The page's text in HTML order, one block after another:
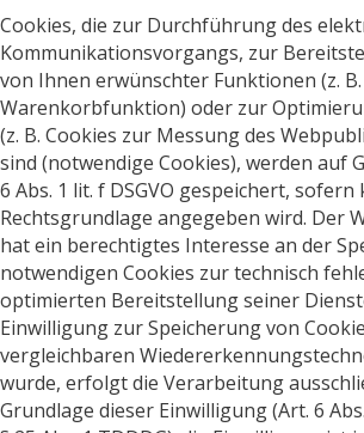
Cookies, die zur Durchführung des
Kommunikationsvorgangs, zur
von Ihnen erwünschter Funktionen (z.
Warenkorbfunktion) oder zur
(z. B. Cookies zur Messung des
sind (notwendige Cookies), werden auf
6 Abs. 1 lit. f DSGVO gespeichert, sofern
Rechtsgrundlage angegeben wird. Der
hat ein berechtigtes Interesse an der
notwendigen Cookies zur technisch
optimierten Bereitstellung seiner
Einwilligung zur Speicherung von
vergleichbaren
wurde, erfolgt die Verarbeitung
Grundlage dieser Einwilligung (Art. 6